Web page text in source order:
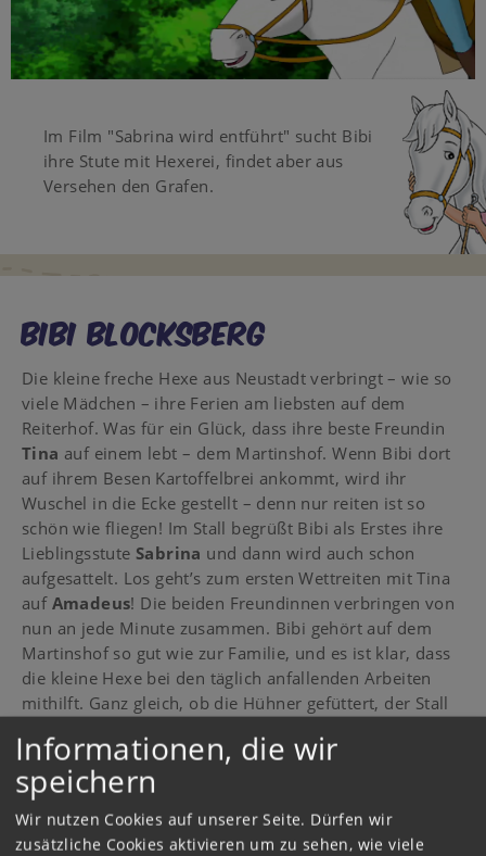
Video
Im Film "Sabrina wird entführt" sucht Bibi
ihre Stute mit Hexerei, findet aber aus
Versehen den Grafen.
Bibi Blocksberg
Die kleine freche Hexe aus Neustadt verbringt – wie so
viele Mädchen – ihre Ferien am liebsten auf dem
Reiterhof. Was für ein Glück, dass ihre beste Freundin
Tina auf einem lebt – dem Martinshof. Wenn Bibi dort
auf ihrem Besen Kartoffelbrei ankommt, wird ihr
Wuschel in die Ecke gestellt – denn nur reiten ist so
schön wie fliegen! Im Stall begrüßt Bibi als Erstes ihre
LieblingsstuteSabrina und dann wird auch schon
aufgesattelt. Los geht’s zum ersten Wettreiten mit Tina
auf Amadeus! Die beiden Freundinnen verbringen von
nun an jede Minute zusammen. Bibi gehört auf dem
Martinshof so gut wie zur Familie, und es ist klar, dass
die kleine Hexe bei den täglich anfallenden Arbeiten
mithilft. Ganz gleich, ob die Hühner gefüttert, der Stall
werden müssen.Tinas Mutter besteht darauf, dass
diese Dinge ganz ohne Hexerei erledigt werden. Zum
Glück bleibt aber immer auch genug Zeit für viel Spaß
und so manches aufregende Abenteuer …
Informationen, die wir
speichern
Wir nutzen Cookies auf unserer Seite. Dürfen wir
zusätzliche Cookies aktivieren um zu sehen, wie viele